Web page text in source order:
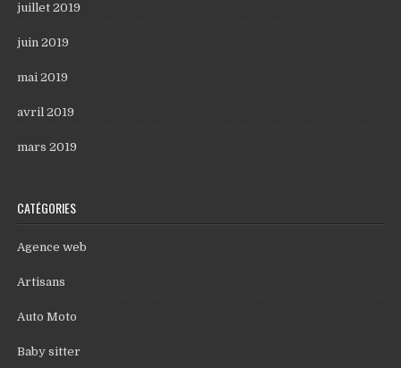
juillet 2019
juin 2019
mai 2019
avril 2019
mars 2019
CATÉGORIES
Agence web
Artisans
Auto Moto
Baby sitter